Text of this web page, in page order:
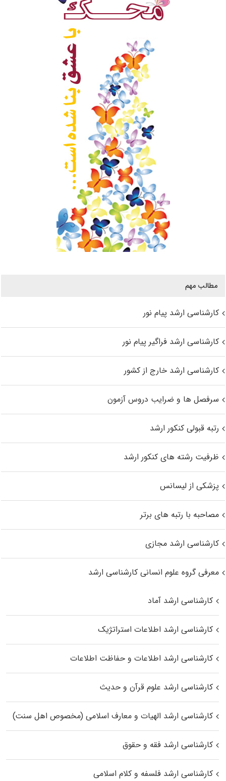
مطالب مهم
کارشناسی ارشد پیام نور
کارشناسی ارشد فراگیر پیام نور
کارشناسی ارشد خارج از کشور
سرفصل ها و ضرایب دروس آزمون
رتبه قبولی کنکور ارشد
ظرفیت رشته های کنکور ارشد
پزشکی از لیسانس
مصاحبه با رتبه های برتر
کارشناسی ارشد مجازی
معرفی گروه علوم انسانی کارشناسی ارشد
کارشناسی ارشد آماد
کارشناسی ارشد اطلاعات استراتژیک
کارشناسی ارشد اطلاعات و حفاظت اطلاعات
کارشناسی ارشد علوم قرآن و حدیث
کارشناسی ارشد الهیات و معارف اسلامی (مخصوص اهل سنت)
کارشناسی ارشد فقه و حقوق
کارشناسی ارشد فلسفه و کلام اسلامی